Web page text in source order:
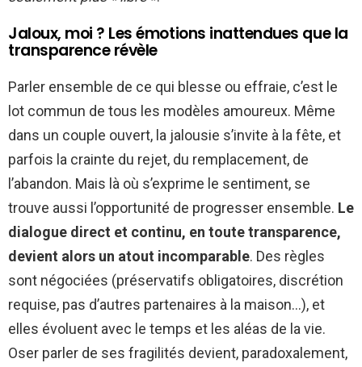
Jaloux, moi ? Les émotions inattendues que la
transparence révèle
Parler ensemble de ce qui blesse ou effraie, c’est le
lot commun de tous les modèles amoureux. Même
dans un couple ouvert, la jalousie s’invite à la fête, et
parfois la crainte du rejet, du remplacement, de
l’abandon. Mais là où s’exprime le sentiment, se
trouve aussi l’opportunité de progresser ensemble. Le
dialogue direct et continu, en toute transparence,
devient alors un atout incomparable. Des règles
sont négociées (préservatifs obligatoires, discrétion
requise, pas d’autres partenaires à la maison…), et
elles évoluent avec le temps et les aléas de la vie.
Oser parler de ses fragilités devient, paradoxalement,